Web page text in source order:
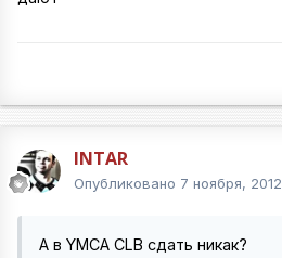
INTAR
Опубликовано 7 ноября, 2012
А в YMCA CLB сдать никак?